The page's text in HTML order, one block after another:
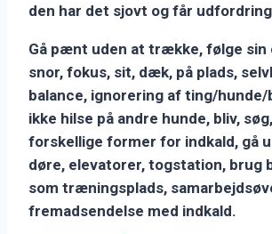
den har det sjovt og får
Gå pænt uden at trække, følge sin
snor, fokus, sit, dæk, på plads,
balance, ignorering af ting/hunde/
ikke hilse på andre hunde, bliv,
forskellige former for indkald, gå
døre, elevatorer, togstation, brug
som træningsplads,
fremadsendelse med indkald.